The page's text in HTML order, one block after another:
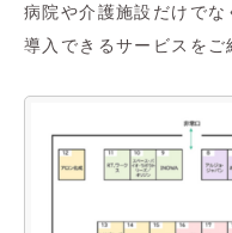
病院や介護施設だけで
導入できるサービスをご